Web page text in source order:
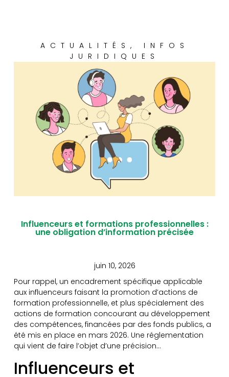
ACTUALITÉS , INFOS
JURIDIQUES
Influenceurs et formations professionnelles :
une obligation d’information précisée
juin 10, 2026
Pour rappel, un encadrement spécifique applicable
aux influenceurs faisant la promotion d’actions de
formation professionnelle, et plus spécialement des
actions de formation concourant au développement
des compétences, financées par des fonds publics, a
été mis en place en mars 2026. Une réglementation
qui vient de faire l’objet d’une précision…
Influenceurs et